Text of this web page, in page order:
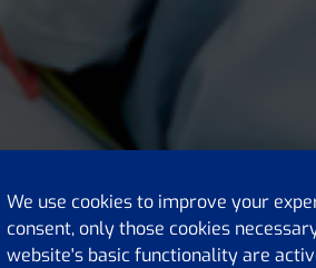
We use cookies to improve your
consent, only those cookies
website's basic functionality are